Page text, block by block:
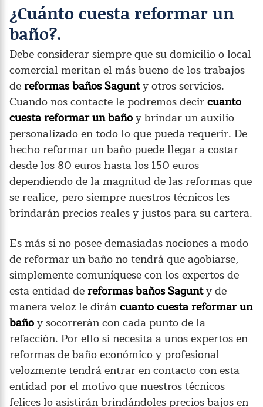
¿Cuánto cuesta reformar un
baño?.
Debe considerar siempre que su domicilio o local
comercial meritan el más bueno de los trabajos
dereformas baños Sagunty otros servicios.
Cuando nos contacte le podremos decircuanto
cuesta reformar un bañoy brindar un auxilio
personalizado en todo lo que pueda requerir. De
hecho reformar un baño puede llegar a costar
desde los 80 euros hasta los 150 euros
dependiendo de la magnitud de las reformas que
se realice, pero siempre nuestros técnicos les
brindarán precios reales y justos para su cartera.
Es más si no posee demasiadas nociones a modo
de reformar un baño no tendrá que agobiarse,
simplemente comuníquese con los expertos de
esta entidad dereformas baños Sagunty de
manera veloz le diráncuanto cuesta reformar un
bañoy socorrerán con cada punto de la
refacción. Por ello si necesita a unos expertos en
reformas de baño económico y profesional
velozmente tendrá entrar en contacto con esta
entidad por el motivo que nuestros técnicos
felices lo asistirán brindándoles precios bajos en